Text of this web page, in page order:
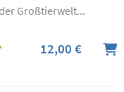
Großtierwelt...
12,00 €